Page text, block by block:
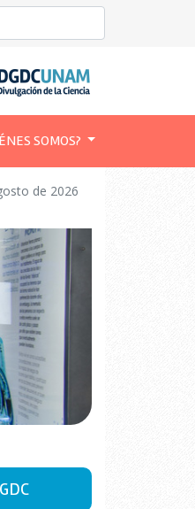
SOMOS?
de 2026